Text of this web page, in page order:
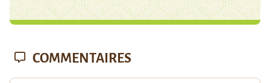
COMMENTAIRES